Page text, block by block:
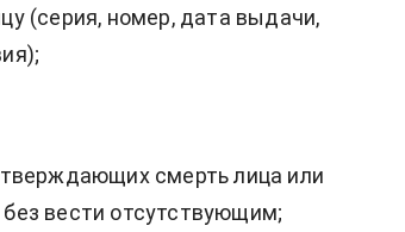
(серия, номер, дата выдачи,
смерть лица или
вести отсутствующим;